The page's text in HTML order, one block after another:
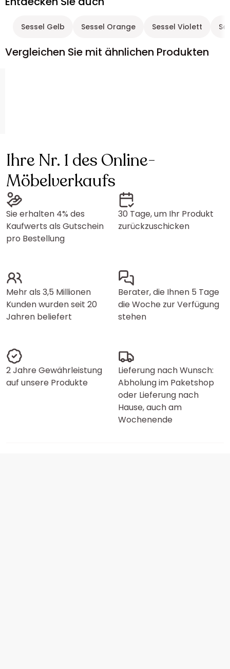
Sessel Gelb Sessel Orange Sessel Violett
Vergleichen Sie mit ähnlichen Produkten
Ihre Nr. 1 des Online-
Möbelverkaufs
Sie erhalten 4% des
Kaufwerts als Gutschein
pro Bestellung
30 Tage, um Ihr Produkt
zurückzuschicken
Mehr als 3,5 Millionen
Kunden wurden seit 20
Jahren beliefert
Berater, die Ihnen 5 Tage
die Woche zur Verfügung
stehen
2 Jahre Gewährleistung
auf unsere Produkte
Lieferung nach Wunsch:
Abholung im Paketshop
oder Lieferung nach
Hause, auch am
Wochenende